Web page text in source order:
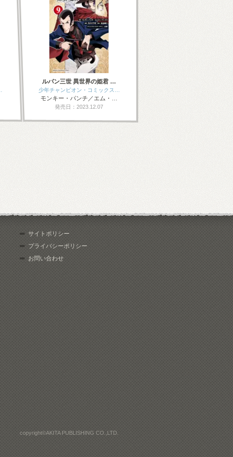
ルパン三世 異世界の姫君 …
少年チャンピオン・コミックス…
モンキー・パンチ／エム・…
発売日：2023.12.07
サイトポリシー
プライバシーポリシー
お問い合わせ
copyright©AKITA PUBLISHING CO.,LTD.